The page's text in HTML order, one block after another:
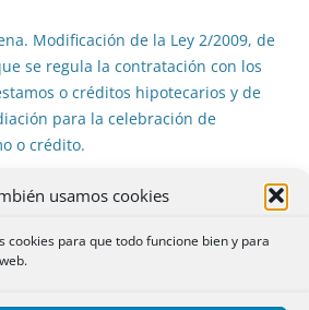
usamos cookies
cookies para que todo funcione bien y para
Modificación de la Ley 2/2009, de
se regula la contratación con los
o créditos hipotecarios y de
para la celebración de
o crédito.
Modificación del Real Decreto-ley
sin recursos.
Modificación de la Ley 9/2012,